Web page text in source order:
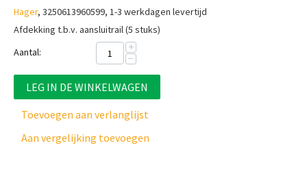
Hager, 3250613960599, 1-3 werkdagen levertijd
Afdekking t.b.v. aansluitrail (5 stuks)
Aantal:
+
−
LEG IN DE WINKELWAGEN
Toevoegen aan verlanglijst
Aan vergelijking toevoegen